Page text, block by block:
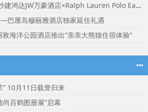
三生万物·生生不息 长沙建鸿达JW万豪酒店×Ralph Lauren Polo Earth开启可持续生活旅行美学
巴厘岛穆丽雅酒店独家延住礼遇
海洋公园酒店推出“亲亲大熊猫住宿体验”
” 10月11日载誉归来
百鹤图册展”启幕